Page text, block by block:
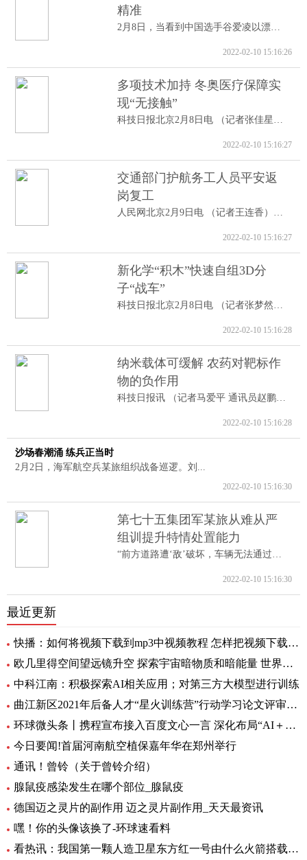
精准
2022-02-10 15:16:26
多项技术加持 冬奥医疗保障实
现“无接触”
2022-02-10 15:16:27
交通部门护航务工人员平安返
岗复工
2022-02-10 15:16:27
新化学“积木”快速自组3D分
子“战车”
2022-02-10 15:16:28
纳米载体可缓解 农药对靶标作
物的负作用
2022-02-10 15:16:28
沙场春潮涌 练兵正当时
2月2日，海军航空兵某旅组织战备巡逻。刘...
2022-02-10 15:16:30
第七十五集团军某旅从难从严
组训提升特情处置能力
2022-02-10 15:16:30
最近更新
快播：如何将视频下载到mp3中视频教程 怎样把视频下载到MP3里呢
欧几里得空间望远镜升空 探索宇宙暗物质和暗能量 世界资讯
中科江南：积极探索AI相关应用；对第三方大模型进行训练
曲江新区2021年后备人才“星火训练营”行动学习论文评审会暨结训仪式圆满举办|全球要闻
环球微头条丨携程宣布接入百度文心一言 深化布局“AI＋旅行”应用
今日要闻!首届河南航空植保嘉年华在郑州举行
通讯！曾铃（关于曾铃介绍）
腺鼠疫感染发生在哪个部位_腺鼠疫
德国迈之灵片的副作用 迈之灵片副作用_天天最资讯
嘿！你的头像该换了-环球速看料
看热讯：我国第一颗人造卫星东方红一号由什么火箭搭载_我国第一颗人造卫星